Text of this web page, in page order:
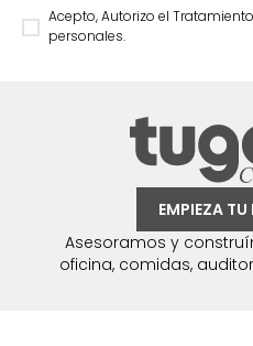
Acepto, Autorizo el
personales.
EMPIEZA
Asesoramos y
oficina, comidas,